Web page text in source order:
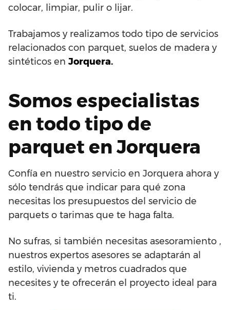
colocar, limpiar, pulir o lijar.
Trabajamos y realizamos todo tipo de servicios
relacionados con parquet, suelos de madera y
sintéticos en Jorquera.
Somos especialistas
en todo tipo de
parquet en Jorquera
Confía en nuestro servicio en Jorquera ahora y
sólo tendrás que indicar para qué zona
necesitas los presupuestos del servicio de
parquets o tarimas que te haga falta.
No sufras, si también necesitas asesoramiento ,
nuestros expertos asesores se adaptarán al
estilo, vivienda y metros cuadrados que
necesites y te ofrecerán el proyecto ideal para
ti.